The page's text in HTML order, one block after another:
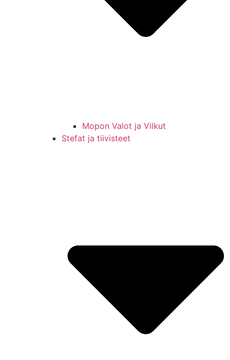
Mopon Valot ja Vilkut
Stefat ja tiivisteet